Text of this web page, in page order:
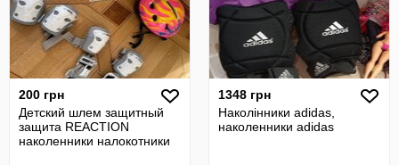
200 грн
Детский шлем защитный
защита REACTION
наколенники налокотники
1348 грн
Наколінники adidas,
наколенники adidas